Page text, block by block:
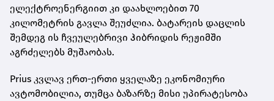
ელექტროენერგიით კი დაახლოებით 70
კილომეტრის გავლა შეუძლია. ბატარეის დაცლის
შემდეგ ის ჩვეულებრივი ჰიბრიდის რეჟიმში
აგრძელებს მუშაობას.
Prius კვლავ ერთ-ერთი ყველაზე ეკონომიური
ავტომობილია, თუმცა ბაზარზე მისი უპირატესობა